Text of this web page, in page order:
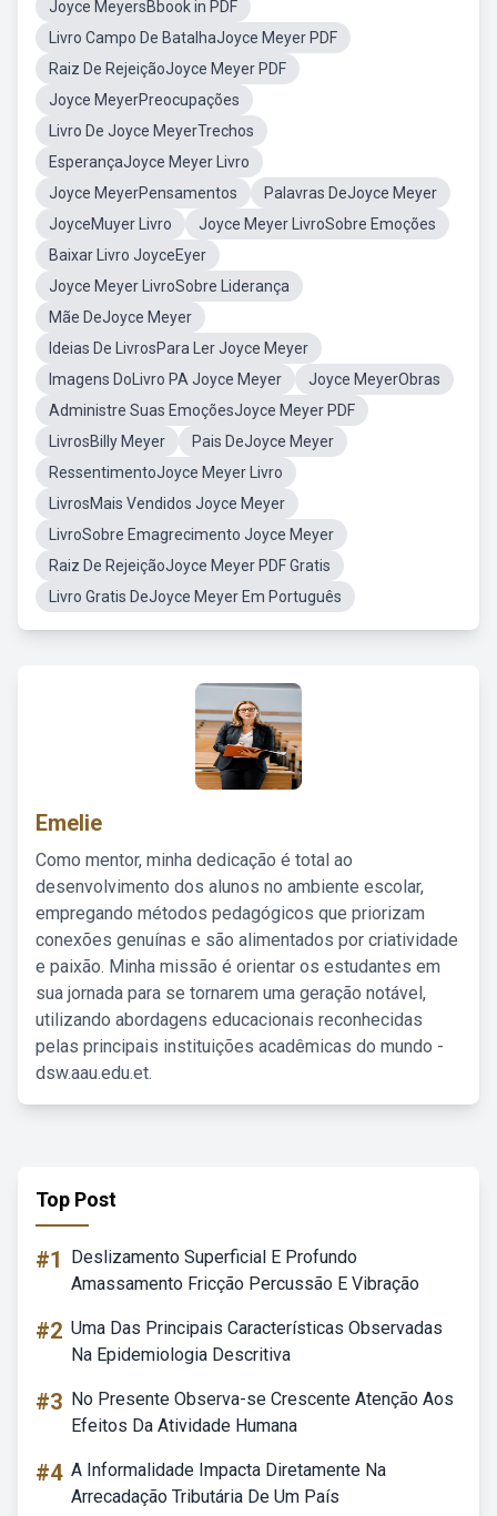
Joyce MeyersBbook in PDF
Livro Campo De BatalhaJoyce Meyer PDF
Raiz De RejeiçãoJoyce Meyer PDF
Joyce MeyerPreocupações
Livro De Joyce MeyerTrechos
EsperançaJoyce Meyer Livro
Joyce MeyerPensamentos
Palavras DeJoyce Meyer
JoyceMuyer Livro
Joyce Meyer LivroSobre Emoções
Baixar Livro JoyceEyer
Joyce Meyer LivroSobre Liderança
Mãe DeJoyce Meyer
Ideias De LivrosPara Ler Joyce Meyer
Imagens DoLivro PA Joyce Meyer
Joyce MeyerObras
Administre Suas EmoçõesJoyce Meyer PDF
LivrosBilly Meyer
Pais DeJoyce Meyer
RessentimentoJoyce Meyer Livro
LivrosMais Vendidos Joyce Meyer
LivroSobre Emagrecimento Joyce Meyer
Raiz De RejeiçãoJoyce Meyer PDF Gratis
Livro Gratis DeJoyce Meyer Em Português
Emelie
Como mentor, minha dedicação é total ao
desenvolvimento dos alunos no ambiente escolar,
empregando métodos pedagógicos que priorizam
conexões genuínas e são alimentados por criatividade
e paixão. Minha missão é orientar os estudantes em
sua jornada para se tornarem uma geração notável,
utilizando abordagens educacionais reconhecidas
pelas principais instituições acadêmicas do mundo -
dsw.aau.edu.et.
Top Post
#1
Deslizamento Superficial E Profundo
Amassamento Fricção Percussão E Vibração
#2 Uma Das Principais Características Observadas
Na Epidemiologia Descritiva
#3 No Presente Observa-se Crescente Atenção Aos
Efeitos Da Atividade Humana
#4 A Informalidade Impacta Diretamente Na
Arrecadação Tributária De Um País